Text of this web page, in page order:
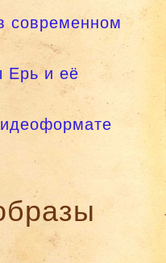
современном
Ерь и её